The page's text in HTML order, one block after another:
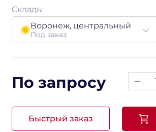
Склады
Воронеж, центральный
Под заказ
По запросу
Быстрый заказ